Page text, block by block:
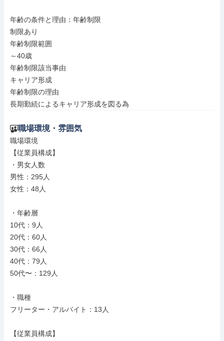
年齢の条件と理由：年齢制限
制限あり
年齢制限範囲
～40歳
年齢制限該当事由
キャリア形成
年齢制限の理由
長期勤続によるキャリア形成を図る為
職場環境・雰囲気
職場環境
【従業員構成】
・男女人数
男性：295人
女性：48人
・年齢層
10代：9人
20代：60人
30代：66人
40代：79人
50代〜：129人
・職種
フリーター・アルバイト：13人
【従業員構成】